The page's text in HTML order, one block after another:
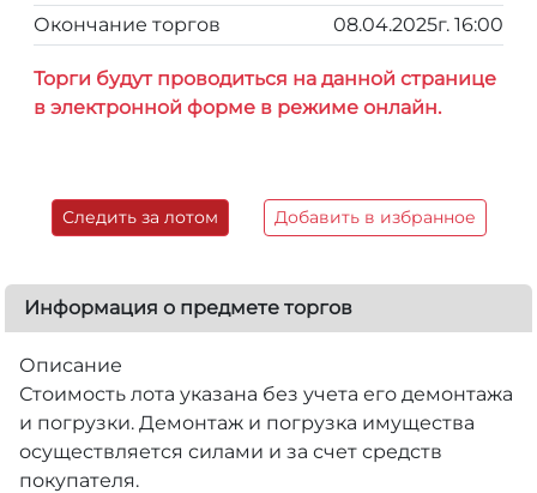
Окончание торгов
08.04.2025г. 16:00
Торги будут проводиться на данной странице
в электронной форме в режиме онлайн.
Следить за лотом Добавить в избранное
Информация о предмете торгов
Описание
Стоимость лота указана без учета его демонтажа
и погрузки. Демонтаж и погрузка имущества
осуществляется силами и за счет средств
покупателя.